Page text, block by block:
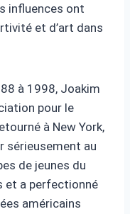
influences ont
et d’art dans
à 1998, Joakim
pour le
à New York,
sérieusement au
de jeunes du
et a perfectionné
américains